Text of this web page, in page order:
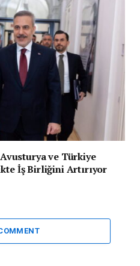
ve Türkiye
İş Birliğini Artırıyor